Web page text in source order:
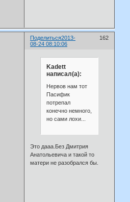
Поделиться 162
2013-
08-24 08:10:06
Kadett
написал(а):
Нервов нам тот
Пасифик
потрепал
конечно немного,
но сами лохи...
Это дааа.Без Дмитрия
Анатольевича и такой то
матери не разобрался бы.